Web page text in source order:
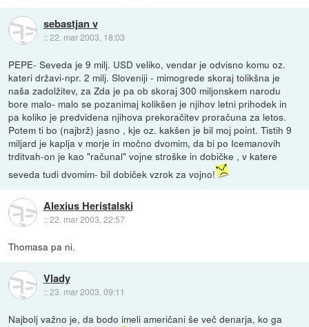
sebastjan v
::22. mar 2003, 18:03
PEPE- Seveda je 9 milj. USD veliko, vendar je odvisno komu oz.
kateri državi-npr. 2 milj. Sloveniji - mimogrede skoraj tolikšna je
naša zadolžitev, za Zda je pa ob skoraj 300 miljonskem narodu
bore malo- malo se pozanimaj kolikšen je njihov letni prihodek in
pa koliko je predvidena njihova prekoračitev proračuna za letos.
Potem ti bo (najbrž) jasno , kje oz. kakšen je bil moj point. Tistih 9
miljard je kaplja v morje in močno dvomim, da bi po Icemanovih
trditvah-on je kao "računal" vojne stroške in dobičke , v katere
seveda tudi dvomim- bil dobiček vzrok za vojno!
Alexius Heristalski
::22. mar 2003, 22:57
Thomasa pa ni.
Vlady
::23. mar 2003, 09:11
Najbolj važno je, da bodo imeli američani še več denarja, ko ga